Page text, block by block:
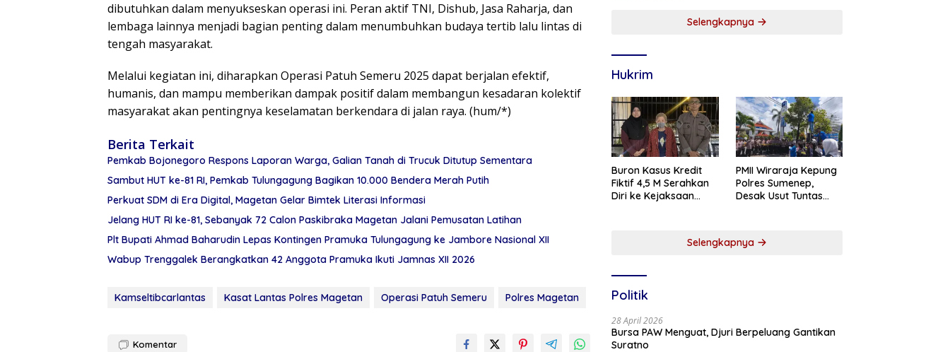
dibutuhkan dalam menyukseskan operasi ini. Peran aktif TNI, Dishub, Jasa Raharja, dan
lembaga lainnya menjadi bagian penting dalam menumbuhkan budaya tertib lalu lintas di
tengah masyarakat.
Melalui kegiatan ini, diharapkan Operasi Patuh Semeru 2025 dapat berjalan efektif,
humanis, dan mampu memberikan dampak positif dalam membangun kesadaran kolektif
masyarakat akan pentingnya keselamatan berkendara di jalan raya. (hum/*)
Berita Terkait
Pemkab Bojonegoro Respons Laporan Warga, Galian Tanah di Trucuk Ditutup Sementara
Sambut HUT ke-81 RI, Pemkab Tulungagung Bagikan 10.000 Bendera Merah Putih
Perkuat SDM di Era Digital, Magetan Gelar Bimtek Literasi Informasi
Jelang HUT RI ke-81, Sebanyak 72 Calon Paskibraka Magetan Jalani Pemusatan Latihan
Plt Bupati Ahmad Baharudin Lepas Kontingen Pramuka Tulungagung ke Jambore Nasional XII
Wabup Trenggalek Berangkatkan 42 Anggota Pramuka Ikuti Jamnas XII 2026
Kamseltibcarlantas Kasat Lantas Polres Magetan Operasi Patuh Semeru Polres Magetan
Komentar
Selengkapnya
Hukrim
Buron Kasus Kredit
Fiktif 4,5 M Serahkan
Diri ke Kejaksaan
PMII Wiraraja Kepung
Polres Sumenep,
Desak Usut Tuntas
Selengkapnya
Politik
28 April 2026
Bursa PAW Menguat, Djuri Berpeluang Gantikan
Suratno